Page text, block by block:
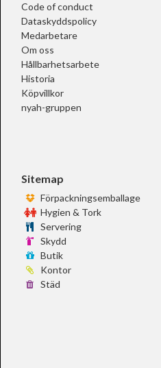
Code of conduct
Dataskyddspolicy
Medarbetare
Om oss
Hållbarhetsarbete
Historia
Köpvillkor
nyah-gruppen
Sitemap
Förpackningsemballage
Hygien & Tork
Servering
Skydd
Butik
Kontor
Städ